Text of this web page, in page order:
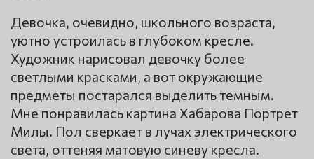
Девочка, очевидно, школьного возраста,
уютно устроилась в глубоком кресле.
Художник нарисовал девочку более
светлыми красками, а вот окружающие
предметы постарался выделить темным.
Мне понравилась картина Хабарова Портрет
Милы. Пол сверкает в лучах электрического
света, оттеняя матовую синеву кресла.